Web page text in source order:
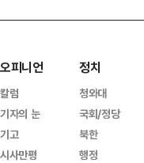
오피니언
칼럼
기자의 눈
기고
시사만평
정치
청와대
국회/정당
북한
행정